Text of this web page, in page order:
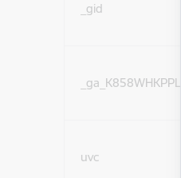
_gid
_ga_K858WHKPPL
uvc